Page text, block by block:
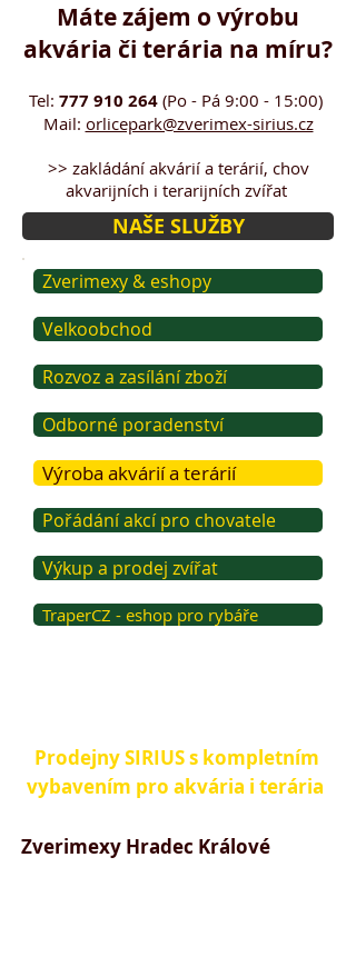
Máte zájem o výrobu
akvária či terária na míru?
Tel: 777 910 264 (Po - Pá 9:00 - 15:00)
Mail: orlicepark@zverimex-sirius.cz
>> zakládáníakvárií a terárií, chov
akvarijních i terarijních zvířat
NAŠE SLUŽBY
Zverimexy & eshopy
Velkoobchod
Rozvoz a zasílání zboží
Odborné poradenství
Výroba akvárií a terárií
Pořádání akcí pro chovatele
Výkup a prodej zvířat
TraperCZ - eshop pro rybáře
Prodejny SIRIUS s kompletním
vybavením pro akvária i terária
Zverimexy Hradec Králové